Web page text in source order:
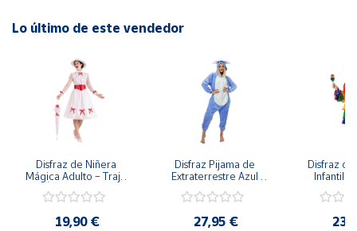
Lo último de este vendedor
Disfraz de Niñera
Mágica Adulto – Traje
de Mary Poppins con
(3 Piezas)
19,90 €
Disfraz Pijama de
Extraterrestre Azul
Kigurumi de
27,95 €
Disfraz de
Infantil –